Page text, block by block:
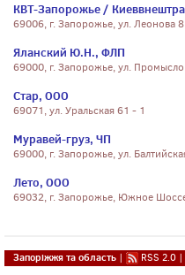
КВТ-Запорожье /
69006, г. Запорожье, ул. Леонова 8
Яланский Ю.Н., ФЛП
69000, г. Запорожье, ул.
Стар, ООО
69071, ул. Уральская 61 - 1
Муравей-груз, ЧП
69000, г. Запорожье, ул.
Лето, ООО
69032, г. Запорожье, Южное
Запоріжжя та область | RSS 2.0 |